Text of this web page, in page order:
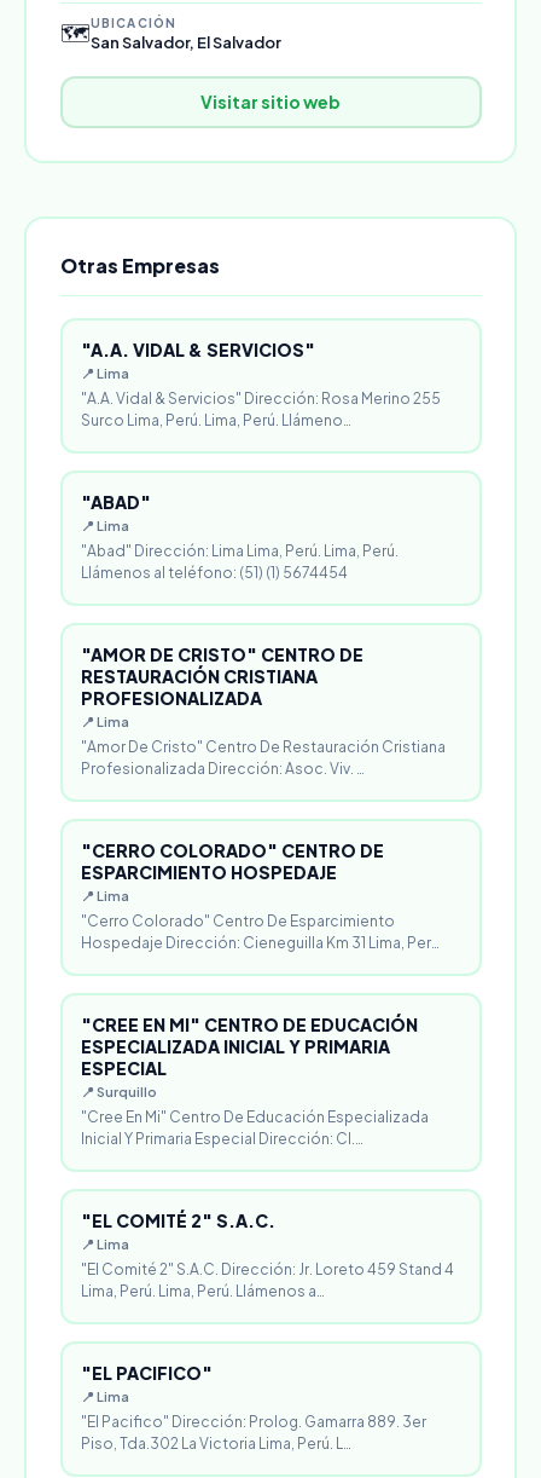
🗺️UBICACIÓN
San Salvador, El Salvador
Visitar sitio web
Otras Empresas
"A.A. VIDAL & SERVICIOS"
📍 Lima
"A.A. Vidal & Servicios" Dirección: Rosa Merino 255
Surco Lima, Perú. Lima, Perú. Llámeno…
"ABAD"
📍 Lima
"Abad" Dirección: Lima Lima, Perú. Lima, Perú.
Llámenos al teléfono: (51) (1) 5674454
"AMOR DE CRISTO" CENTRO DE
RESTAURACIÓN CRISTIANA
PROFESIONALIZADA
📍 Lima
"Amor De Cristo" Centro De Restauración Cristiana
Profesionalizada Dirección: Asoc. Viv. …
"CERRO COLORADO" CENTRO DE
ESPARCIMIENTO HOSPEDAJE
📍 Lima
"Cerro Colorado" Centro De Esparcimiento
Hospedaje Dirección: Cieneguilla Km 31 Lima, Per…
"CREE EN MI" CENTRO DE EDUCACIÓN
ESPECIALIZADA INICIAL Y PRIMARIA
ESPECIAL
📍 Surquillo
"Cree En Mi" Centro De Educación Especializada
Inicial Y Primaria Especial Dirección: Cl.…
"EL COMITÉ 2" S.A.C.
📍 Lima
"El Comité 2" S.A.C. Dirección: Jr. Loreto 459 Stand 4
Lima, Perú. Lima, Perú. Llámenos a…
"EL PACIFICO"
📍 Lima
"El Pacifico" Dirección: Prolog. Gamarra 889. 3er
Piso, Tda.302 La Victoria Lima, Perú. L…